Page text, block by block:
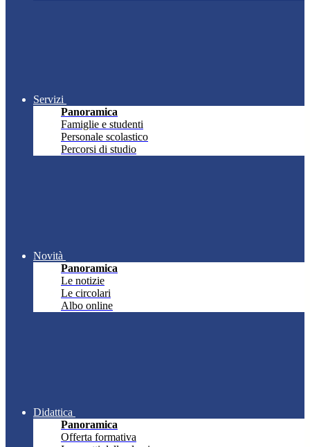
Servizi
Panoramica
Famiglie e studenti
Personale scolastico
Percorsi di studio
Novità
Panoramica
Le notizie
Le circolari
Albo online
Didattica
Panoramica
Offerta formativa